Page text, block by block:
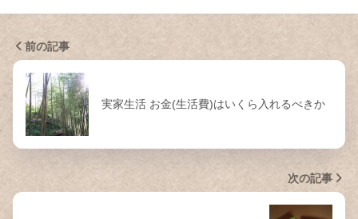
前の記事
実家生活 お金(生活費)はいくら入れるべきか
次の記事